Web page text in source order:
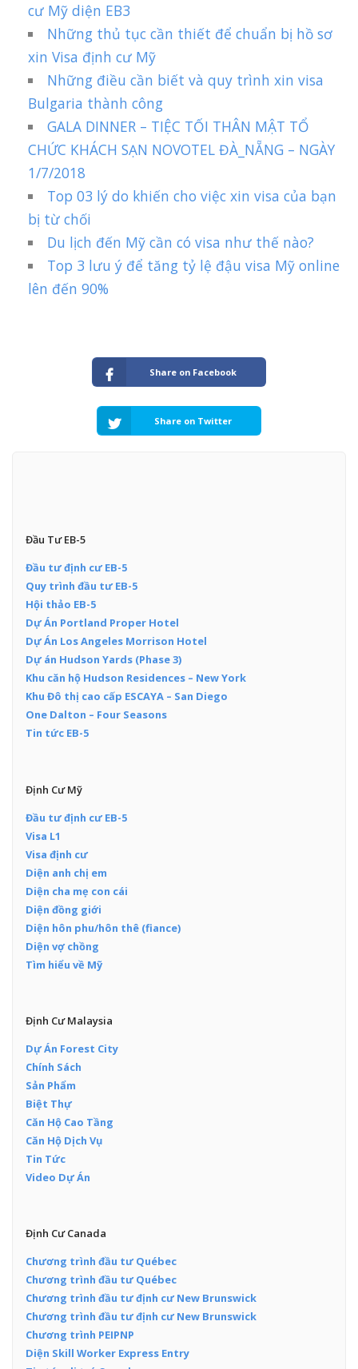
cư Mỹ diện EB3
Những thủ tục cần thiết để chuẩn bị hồ sơ
xin Visa định cư Mỹ
Những điều cần biết và quy trình xin visa
Bulgaria thành công
GALA DINNER – TIỆC TỐI THÂN MẬT TỔ
CHỨC KHÁCH SẠN NOVOTEL ĐÀ_NẴNG – NGÀY
1/7/2018
Top 03 lý do khiến cho việc xin visa của bạn
bị từ chối
Du lịch đến Mỹ cần có visa như thế nào?
Top 3 lưu ý để tăng tỷ lệ đậu visa Mỹ online
lên đến 90%
Share on Facebook
Share on Twitter
Đầu Tư EB-5
Đầu tư định cư EB-5
Quy trình đầu tư EB-5
Hội thảo EB-5
Dự Án Portland Proper Hotel
Dự Án Los Angeles Morrison Hotel
Dự án Hudson Yards (Phase 3)
Khu căn hộ Hudson Residences – New York
Khu Đô thị cao cấp ESCAYA – San Diego
One Dalton – Four Seasons
Tin tức EB-5
Định Cư Mỹ
Đầu tư định cư EB-5
Visa L1
Visa định cư
Diện anh chị em
Diện cha mẹ con cái
Diện đồng giới
Diện hôn phu/hôn thê (fiance)
Diện vợ chồng
Tìm hiểu về Mỹ
Định Cư Malaysia
Dự Án Forest City
Chính Sách
Sản Phẩm
Biệt Thự
Căn Hộ Cao Tầng
Căn Hộ Dịch Vụ
Tin Tức
Video Dự Án
Định Cư Canada
Chương trình đầu tư Québec
Chương trình đầu tư Québec
Chương trình đầu tư định cư New Brunswick
Chương trình đầu tư định cư New Brunswick
Chương trình PEIPNP
Diện Skill Worker Express Entry